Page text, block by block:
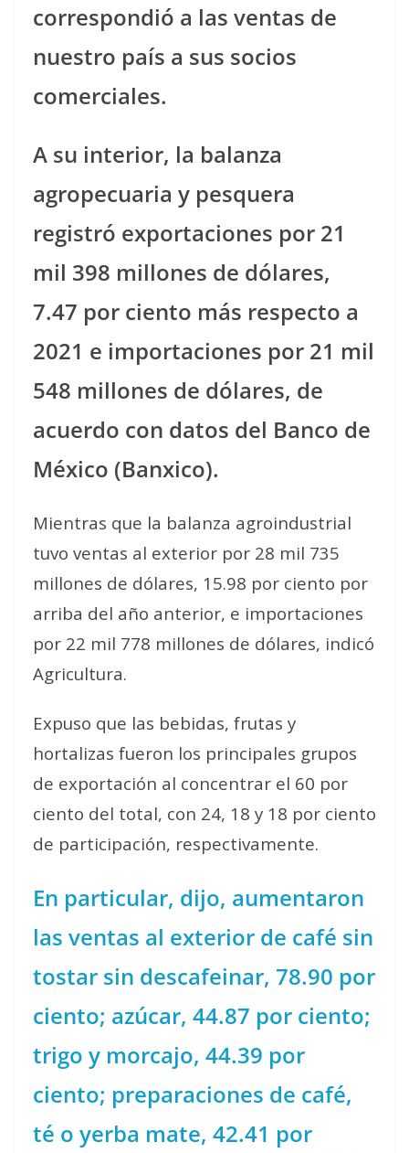
correspondió a las ventas de
nuestro país a sus socios
comerciales.
A su interior, la balanza
agropecuaria y pesquera
registró exportaciones por 21
mil 398 millones de dólares,
7.47 por ciento más respecto a
2021 e importaciones por 21 mil
548 millones de dólares, de
acuerdo con datos del Banco de
México (Banxico).
Mientras que la balanza agroindustrial
tuvo ventas al exterior por 28 mil 735
millones de dólares, 15.98 por ciento por
arriba del año anterior, e importaciones
por 22 mil 778 millones de dólares, indicó
Agricultura.
Expuso que las bebidas, frutas y
hortalizas fueron los principales grupos
de exportación al concentrar el 60 por
ciento del total, con 24, 18 y 18 por ciento
de participación, respectivamente.
En particular, dijo, aumentaron
las ventas al exterior de café sin
tostar sin descafeinar, 78.90 por
ciento; azúcar, 44.87 por ciento;
trigo y morcajo, 44.39 por
ciento; preparaciones de café,
té o yerba mate, 42.41 por